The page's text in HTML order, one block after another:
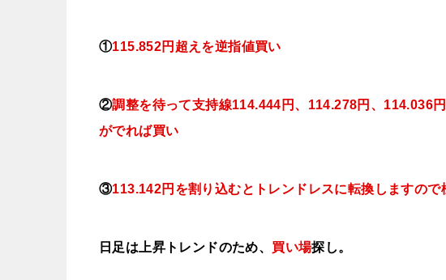
①115.852円超えを逆指値買い
②調整を待って支持線114.444円、114.278円、114.036
がでれば買い
③113.142円を割り込むとトレンドレスに転換しますので
日足は上昇トレンドのため、 買い場探し。